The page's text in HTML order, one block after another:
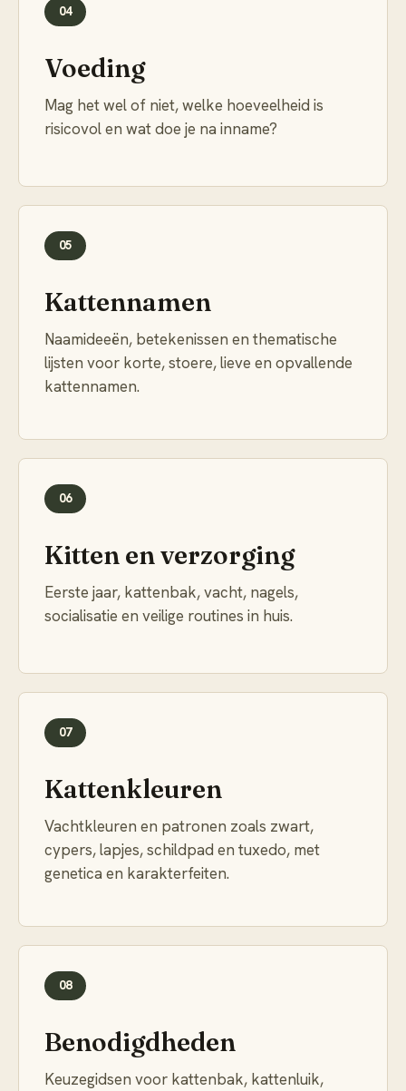
04
Voeding
Mag het wel of niet, welke hoeveelheid is
risicovol en wat doe je na inname?
05
Kattennamen
Naamideeën, betekenissen en thematische
lijsten voor korte, stoere, lieve en opvallende
kattennamen.
06
Kitten en verzorging
Eerste jaar, kattenbak, vacht, nagels,
socialisatie en veilige routines in huis.
07
Kattenkleuren
Vachtkleuren en patronen zoals zwart,
cypers, lapjes, schildpad en tuxedo, met
genetica en karakterfeiten.
08
Benodigdheden
Keuzegidsen voor kattenbak, kattenluik,